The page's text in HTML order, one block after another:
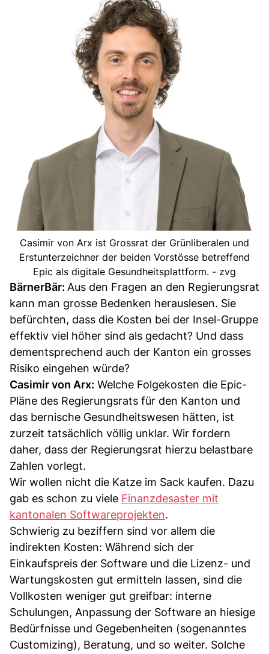
Casimir von Arx ist Grossrat der Grünliberalen und
Erstunterzeichner der beiden Vorstösse betreffend
Epic als digitale Gesundheitsplattform. - zvg
BärnerBär: Aus den Fragen an den Regierungsrat
kann man grosse Bedenken herauslesen. Sie
befürchten, dass die Kosten bei der Insel-Gruppe
effektiv viel höher sind als gedacht? Und dass
dementsprechend auch der Kanton ein grosses
Risiko eingehen würde?
Casimir von Arx: Welche Folgekosten die Epic-
Pläne des Regierungsrats für den Kanton und
das bernische Gesundheitswesen hätten, ist
zurzeit tatsächlich völlig unklar. Wir fordern
daher, dass der Regierungsrat hierzu belastbare
Zahlen vorlegt.
Wir wollen nicht die Katze im Sack kaufen. Dazu
gab es schon zu viele Finanzdesaster mit
kantonalen Softwareprojekten.
Schwierig zu beziffern sind vor allem die
indirekten Kosten: Während sich der
Einkaufspreis der Software und die Lizenz- und
Wartungskosten gut ermitteln lassen, sind die
Vollkosten weniger gut greifbar: interne
Schulungen, Anpassung der Software an hiesige
Bedürfnisse und Gegebenheiten (sogenanntes
Customizing), Beratung, und so weiter. Solche